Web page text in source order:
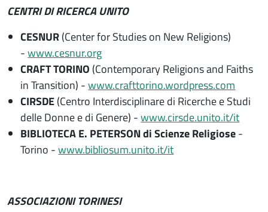
CENTRI DI RICERCA UNITO
CESNUR(Center for Studies on New Religions)
-www.cesnur.org
CRAFT TORINO (Contemporary Religions and Faiths
in Transition) -www.crafttorino.wordpress.com
CIRSDE(Centro Interdisciplinare di Ricerche e Studi
delle Donne e di Genere) -www.cirsde.unito.it/it
BIBLIOTECA E. PETERSON di Scienze Religiose-
Torino -www.bibliosum.unito.it/it
ASSOCIAZIONI TORINESI